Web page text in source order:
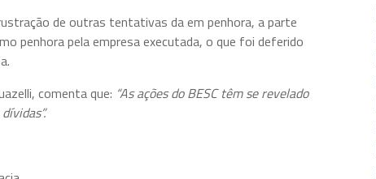
de outras tentativas da em penhora, a parte
penhora pela empresa executada, o que foi deferido
comenta que: “As ações do BESC têm se revelado